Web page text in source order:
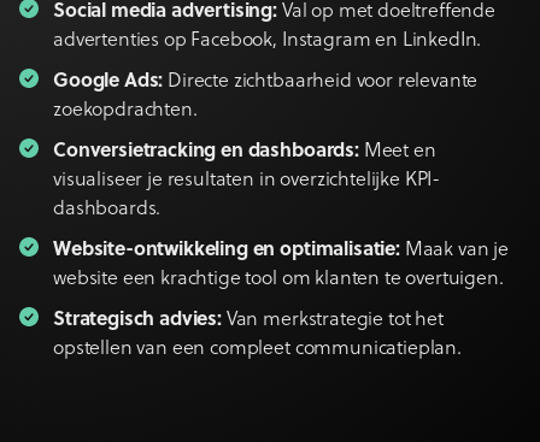
Social media advertising: Val op met doeltreffende
advertenties op Facebook, Instagram en LinkedIn.
Google Ads: Directe zichtbaarheid voor relevante
zoekopdrachten.
Conversietracking en dashboards:Meet en
visualiseer je resultaten in overzichtelijke KPI-
dashboards.
Website-ontwikkeling en optimalisatie:Maak van je
website een krachtige tool om klanten te overtuigen.
Strategisch advies:Van merkstrategie tot het
opstellen van een compleet communicatieplan.